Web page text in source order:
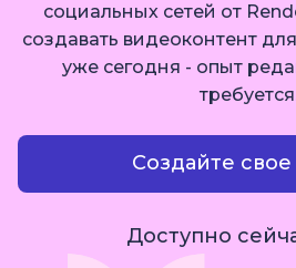
социальных сетей от
создавать видеоконтент
уже сегодня - опыт
Создайте
Доступно